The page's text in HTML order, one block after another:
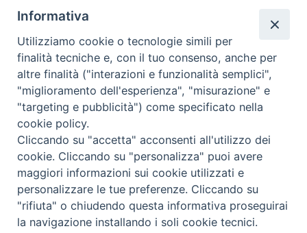
Redazione
Scrivici
Copyright © 2019 - Tutti i diritti riservati - Vita
Trentina Editrice
Privacy Policy
Torna
Informativa
Utilizziamo cookie o tecnologie simili per
finalità tecniche e, con il tuo consenso, anche per
altre finalità ("interazioni e funzionalità semplici",
"miglioramento dell'esperienza", "misurazione" e
"targeting e pubblicità") come specificato nella
cookie policy.
Cliccando su "accetta" acconsenti all'utilizzo dei
cookie. Cliccando su "personalizza" puoi avere
maggiori informazioni sui cookie utilizzati e
personalizzare le tue preferenze. Cliccando su
"rifiuta" o chiudendo questa informativa proseguirai
la navigazione installando i soli cookie tecnici.